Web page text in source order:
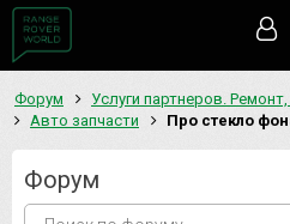
Форум
Услуги партнеров.
Авто запчасти
Про стекло
Форум